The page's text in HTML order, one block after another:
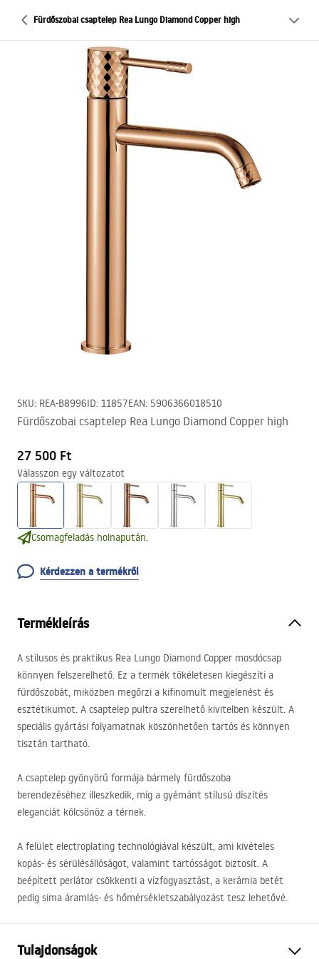
Fürdőszobai csaptelep Rea Lungo Diamond Copper high
SKU: REA-B8996ID: 11857EAN: 5906366018510
Fürdőszobai csaptelep Rea Lungo Diamond Copper high
27 500 Ft
Válasszon egy változatot
Csomagfeladás holnapután.
Kérdezzen a termékről
Termékleírás
A stílusos és praktikus Rea Lungo Diamond Copper mosdócsap
könnyen felszerelhető. Ez a termék tökéletesen kiegészíti a
fürdőszobát, miközben megőrzi a kifinomult megjelenést és
esztétikumot. A csaptelep pultra szerelhető kivitelben készült. A
speciális gyártási folyamatnak köszönhetően tartós és könnyen
tisztán tartható.
A csaptelep gyönyörű formája bármely fürdőszoba
berendezéséhez illeszkedik, míg a gyémánt stílusú díszítés
eleganciát kölcsönöz a térnek.
A felület electroplating technológiával készült, ami kivételes
kopás- és sérülésállóságot, valamint tartósságot biztosít. A
beépített perlátor csökkenti a vízfogyasztást, a kerámia betét
pedig sima áramlás- és hőmérsékletszabályozást tesz lehetővé.
Tulajdonságok